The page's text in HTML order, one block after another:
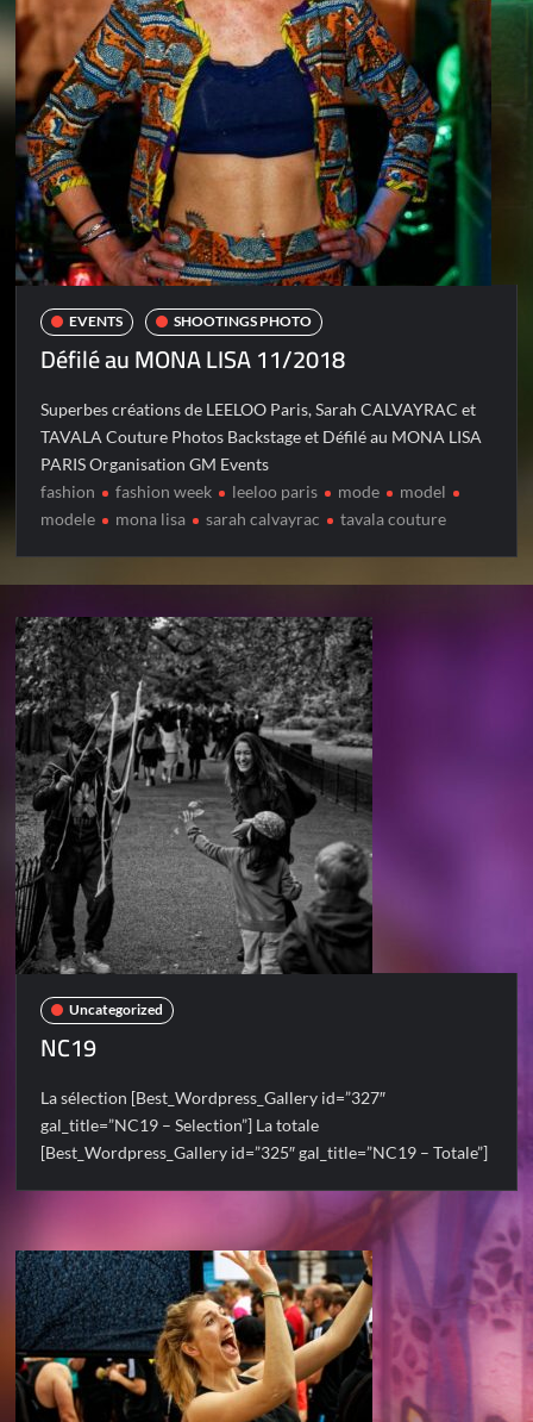
EVENTS SHOOTINGS PHOTO
Défilé au MONA LISA 11/2018
Superbes créations de LEELOO Paris, Sarah CALVAYRAC et
TAVALA Couture Photos Backstage et Défilé au MONA LISA
PARIS Organisation GM Events
fashion
fashion week leeloo paris mode
model
modele
mona lisa sarah calvayrac tavala couture
Uncategorized
NC19
La sélection [Best_Wordpress_Gallery id=”327″
gal_title=”NC19 – Selection”] La totale
[Best_Wordpress_Gallery id=”325″ gal_title=”NC19 – Totale”]